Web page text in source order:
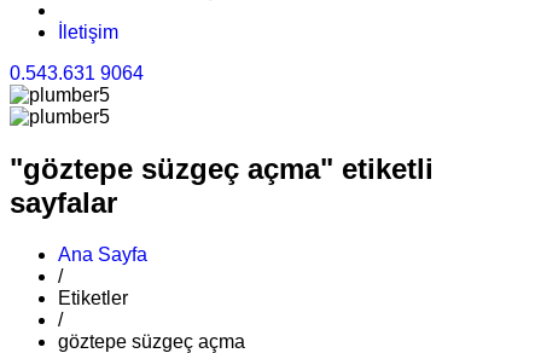
İletişim
0.543.631 9064
"göztepe süzgeç açma" etiketli
sayfalar
Ana Sayfa
/
Etiketler
/
göztepe süzgeç açma